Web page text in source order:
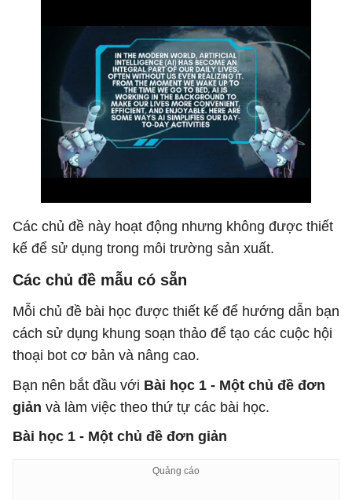
Các chủ đề này hoạt động nhưng không được thiết
kế để sử dụng trong môi trường sản xuất.
Các chủ đề mẫu có sẵn
Mỗi chủ đề bài học được thiết kế để hướng dẫn bạn
cách sử dụng khung soạn thảo để tạo các cuộc hội
thoại bot cơ bản và nâng cao.
Bạn nên bắt đầu với Bài học 1 - Một chủ đề đơn
giản và làm việc theo thứ tự các bài học.
Bài học 1 - Một chủ đề đơn giản